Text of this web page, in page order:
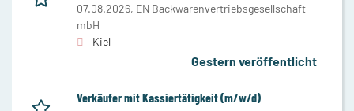
07.08.2026, EN Backwarenvertriebsgesellschaft
mbH
Kiel
Gestern veröffentlicht
Verkäufer mit Kassiertätigkeit (m/w/d)